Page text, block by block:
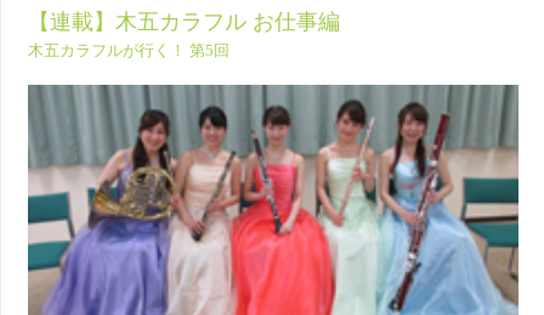
【連載】木五カラフル お仕事編
木五カラフルが行く！ 第5回